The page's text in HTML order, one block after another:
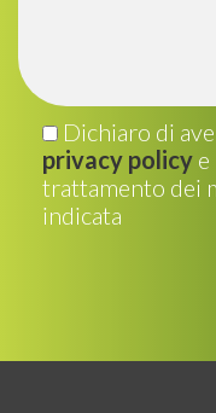
Dichiaro di
privacy policy
trattamento dei
indicata